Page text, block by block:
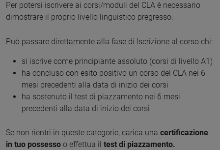
Per potersi iscrivere ai corsi/moduli del CLA è necessario
dimostrare il proprio livello linguistico pregresso.
Può passare direttamente alla fase di Iscrizione al corso chi:
si iscrive come principiante assoluto (corsi di livello A1)
ha concluso con esito positivo un corso del CLA nei 6
mesi precedenti alla data di inizio dei corsi
ha sostenuto il test di piazzamento nei 6 mesi
precedenti alla data di inizio dei corsi
Se non rientri in queste categorie, carica una certificazione
in tuo possesso o effettua il test di piazzamento.